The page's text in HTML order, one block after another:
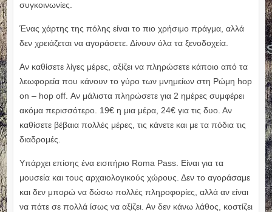
συγκοινωνίες.
Ένας χάρτης της πόλης είναι το πιο χρήσιμο πράγμα, αλλά
δεν χρειάζεται να αγοράσετε. Δίνουν όλα τα ξενοδοχεία.
Αν καθίσετε λίγες μέρες, αξίζει να πληρώσετε κάποιο από τα
λεωφορεία που κάνουν το γύρο των μνημείων στη Ρώμη hop
on – hop off. Αν μάλιστα πληρώσετε για 2 ημέρες συμφέρει
ακόμα περισσότερο. 19€ η μια μέρα, 24€ για τις δυο. Αν
καθίσετε βέβαια πολλές μέρες, τις κάνετε και με τα πόδια τις
διαδρομές.
Υπάρχει επίσης ένα εισιτήριο Roma Pass. Είναι για τα
μουσεία και τους αρχαιολογικούς χώρους. Δεν το αγοράσαμε
και δεν μπορώ να δώσω πολλές πληροφορίες, αλλά αν είναι
να πάτε σε πολλά ίσως να αξίζει. Αν δεν κάνω λάθος, κοστίζει